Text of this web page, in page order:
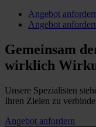
Angebot
Angebot
Gemeinsam
wirklich
Unsere Spezialisten
Ihren Zielen zu
Angebot anfordern